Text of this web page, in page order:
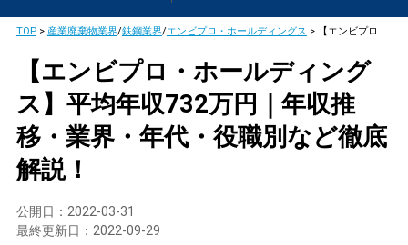
TOP> 産業廃棄物業界/鉄鋼業界/エンビプロ・ホールディングス > 【エンビプロ・ホールディングス】平均年収732万円｜年収推移・業界・年代・役職別など徹底解説！
【エンビプロ・ホールディング
ス】平均年収732万円｜年収推
移・業界・年代・役職別など徹底
解説！
公開日： 2022-03-31
最終更新日： 2022-09-29